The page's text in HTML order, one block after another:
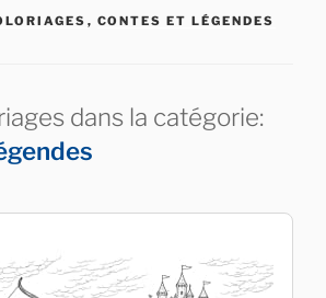
, CONTES ET LÉGENDES
dans la catégorie: